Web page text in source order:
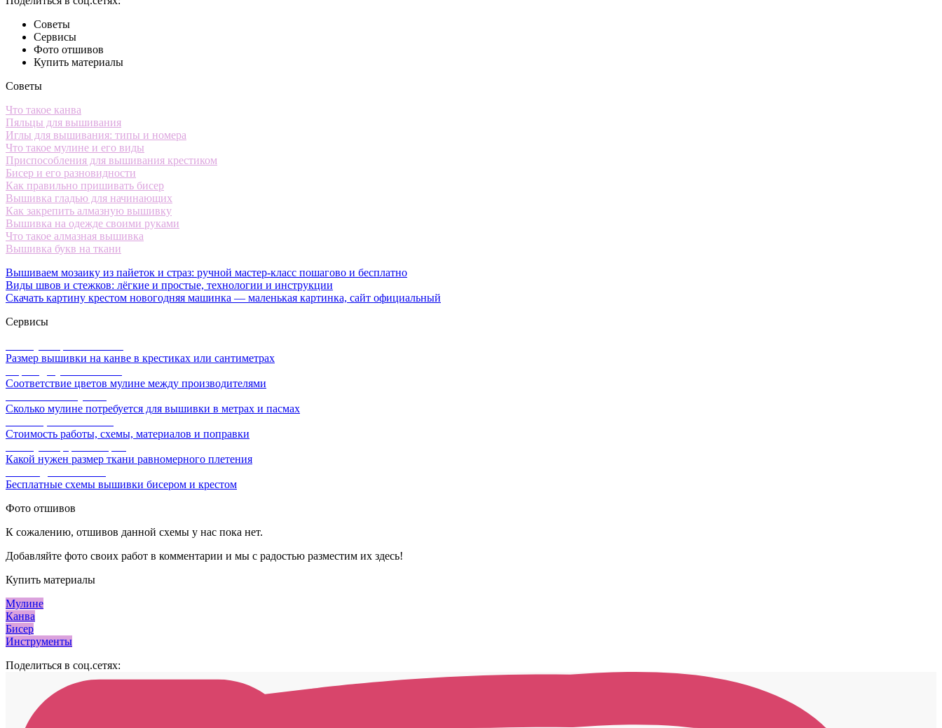
Советы
Сервисы
Фото отшивов
Купить материалы
Советы
Что такое канва
Пяльцы для вышивания
Иглы для вышивания: типы и номера
Что такое мулине и его виды
Приспособления для вышивания крестиком
Бисер и его разновидности
Как правильно пришивать бисер
Вышивка гладью для начинающих
Как закрепить алмазную вышивку
Вышивка на одежде своими руками
Что такое алмазная вышивка
Вышивка букв на ткани
Вышиваем мозаику из пайеток и страз: ручной мастер-класс пошагово и бесплатно
Виды швов и стежков: лёгкие и простые, технологии и инструкции
Скачать картину крестом новогодняя машинка — маленькая картинка, сайт официальный
Сервисы
Размер вышивки на канве в крестиках или сантиметрах
Соответствие цветов мулине между производителями
Сколько мулине потребуется для вышивки в метрах и пасмах
Стоимость работы, схемы, материалов и поправки
Какой нужен размер ткани равномерного плетения
Бесплатные схемы вышивки бисером и крестом
Фото отшивов
К сожалению, отшивов данной схемы у нас пока нет.
Добавляйте фото своих работ в комментарии и мы с радостью разместим их здесь!
Купить материалы
Мулине
Канва
Бисер
Инструменты
Поделиться в соц.сетях: